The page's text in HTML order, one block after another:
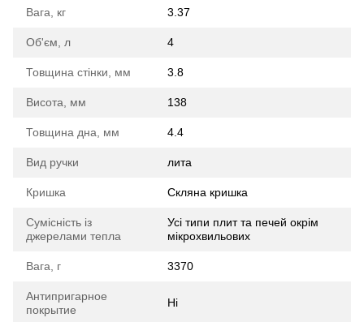
Вага, кг 3.37
Об'єм, л 4
Товщина стінки, мм 3.8
Висота, мм 138
Товщина дна, мм 4.4
Вид ручки лита
Кришка Скляна кришка
Сумісність із
джерелами тепла
Усі типи плит та печей окрім
мікрохвильових
Вага, г 3370
Антипригарное
покрытие
Ні